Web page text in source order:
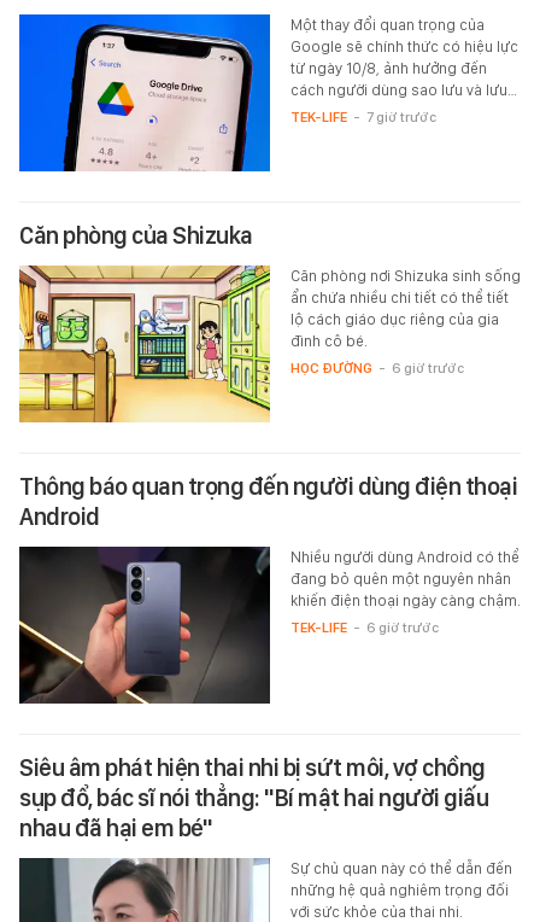
Một thay đổi quan trọng của
Google sẽ chính thức có hiệu lực
từ ngày 10/8, ảnh hưởng đến
cách người dùng sao lưu và lưu…
TEK-LIFE - 7 giờ trước
Căn phòng của Shizuka
Căn phòng nơi Shizuka sinh sống
ẩn chứa nhiều chi tiết có thể tiết
lộ cách giáo dục riêng của gia
đình cô bé.
HỌC ĐƯỜNG - 6 giờ trước
Thông báo quan trọng đến người dùng điện thoại
Android
Nhiều người dùng Android có thể
đang bỏ quên một nguyên nhân
khiến điện thoại ngày càng chậm.
TEK-LIFE - 6 giờ trước
Siêu âm phát hiện thai nhi bị sứt môi, vợ chồng
sụp đổ, bác sĩ nói thẳng: "Bí mật hai người giấu
nhau đã hại em bé"
Sự chủ quan này có thể dẫn đến
những hệ quả nghiêm trọng đối
với sức khỏe của thai nhi.